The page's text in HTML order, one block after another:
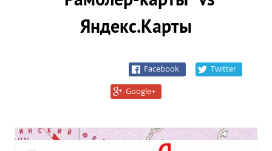
Яндекс.Карты
Facebook Twitter
Google+